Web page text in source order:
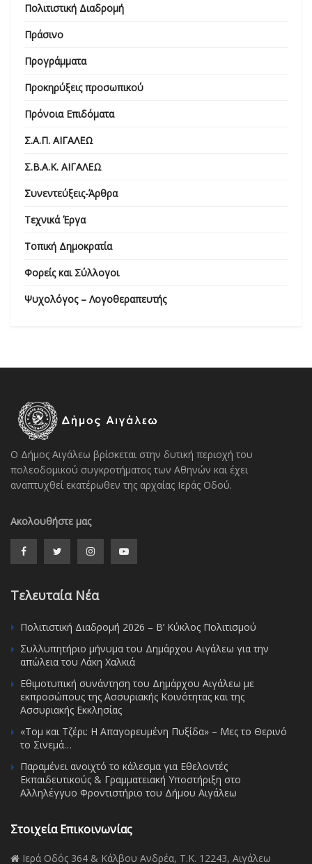
Πολιτιστική Διαδρομή
Πράσινο
Προγράμματα
Προκηρύξεις προσωπικού
Πρόνοια Επιδόματα
Σ.Α.Π. ΑΙΓΑΛΕΩ
Σ.Β.Α.Κ. ΑΙΓΑΛΕΩ
Συνεντεύξεις-Άρθρα
Τεχνικά Έργα
Τοπική Δημοκρατία
Φορείς και Σύλλογοι
Ψυχολόγος – Λογοθεραπευτής
Ο Δήμος Αιγάλεω βρίσκεται στην δυτική περιοχή του
πολεοδομικού συγκροτήματος των Αθηνών και έχει
αναπτυχθεί εκατέρωθεν της αρχαίας Ιεράς Οδού.
Ακολουθήστε μας
Τελευταία Νέα
Πολιτιστική Διαδρομή 2026 – Β’ Κύκλος Πολιτισμού
Συλλυπητήριο μήνυμα του Δημάρχου Αιγάλεω για την
απώλεια του Λάκη Χαλκιά
Εθιμοτυπική συνάντηση του Δημάρχου Αιγάλεω με
εκπροσώπους της Ασσυριακής Κοινότητας και της
Ασσυριακής Εκκλησίας
«Τομ και Τζέρι: Η Απαγορευμένη Πυξίδα» – Μες το Θερινό
το Σινεμά…
Παραμένει ανοιχτό το κάλεσμα για Εθελοντές
Εκπαιδευτικούς & Γραμματειακή Υποστήριξη στο
Αλληλέγγυο Φροντιστήριο του Δήμου Αιγάλεω
Στοιχεία Επικοινωνίας
Ιερά Οδός 364 & Κάλβου Ανδρέα, Τ.Κ. 12243, Αιγάλεω